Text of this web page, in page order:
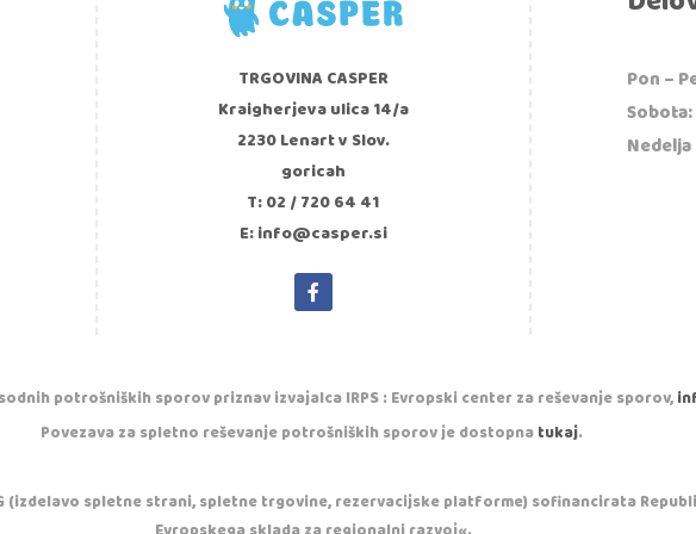
TRGOVINA CASPER
Kraigherjeva ulica 14/a
2230 Lenart v Slov.
goricah
T: 02 / 720 64 41
E: info@casper.si
Pon –
Sobota:
potrošniških sporov priznav izvajalca IRPS : Evropski center za reševanje sporov,
Povezava za spletno reševanje potrošniških sporov je dostopnatukaj.
(izdelavo spletne strani, spletne trgovine, rezervacijske platforme) sofinancirata